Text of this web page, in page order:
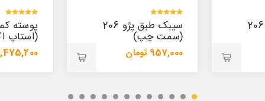
سیبک طبق پژو 206 پوسته کمک پیکان
(استاپ اکسل چپ)
1,475,200 تومان
سیبک
(پایین)
421,800 تومان